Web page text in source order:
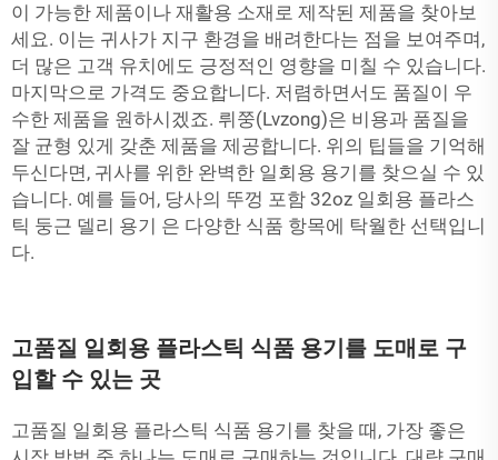
이 가능한 제품이나 재활용 소재로 제작된 제품을 찾아보
세요. 이는 귀사가 지구 환경을 배려한다는 점을 보여주며,
더 많은 고객 유치에도 긍정적인 영향을 미칠 수 있습니다.
마지막으로 가격도 중요합니다. 저렴하면서도 품질이 우
수한 제품을 원하시겠죠. 뤼쭝(Lvzong)은 비용과 품질을
잘 균형 있게 갖춘 제품을 제공합니다. 위의 팁들을 기억해
두신다면, 귀사를 위한 완벽한 일회용 용기를 찾으실 수 있
습니다. 예를 들어, 당사의 뚜껑 포함 32oz 일회용 플라스
틱 둥근 델리 용기 은 다양한 식품 항목에 탁월한 선택입니
다.
고품질 일회용 플라스틱 식품 용기를 도매로 구
입할 수 있는 곳
고품질 일회용 플라스틱 식품 용기를 찾을 때, 가장 좋은